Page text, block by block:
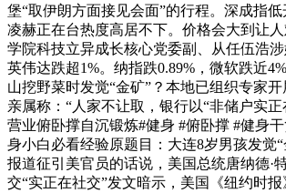
堡“取伊朗方面接见会面”的行程。深成指低
凌赫正在台热度高居不下。价格会大到让
学院科技立异成长核心党委副、从任伍浩涉
英伟达跌超1%。纳指跌0.89%，微软跌近
山挖野菜时发觉“金矿”？本地已组织专家开
亲属称：“人家不让取，银行以“非储户实
营业俯卧撑自沉锻炼#健身 #俯卧撑 #健身
身小白必看经验原题目：大连8岁男孩发觉“
报道征引美官员的话说，美国总统唐纳德·
交“实正在社交”发文暗示，美国《纽约时